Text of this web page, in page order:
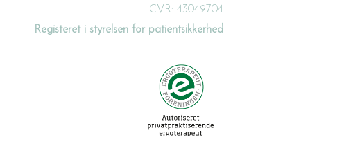
CVR: 43049704
Registeret i styrelsen for patientsikkerhed